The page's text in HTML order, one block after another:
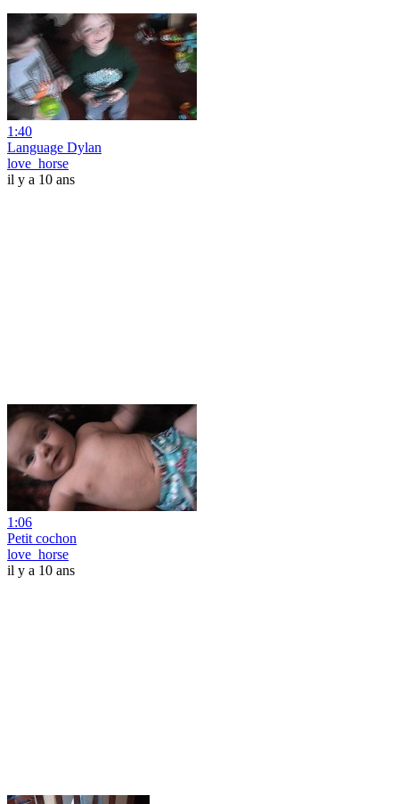
1:40
Language Dylan
love_horse
il y a 10 ans
1:06
Petit cochon
love_horse
il y a 10 ans